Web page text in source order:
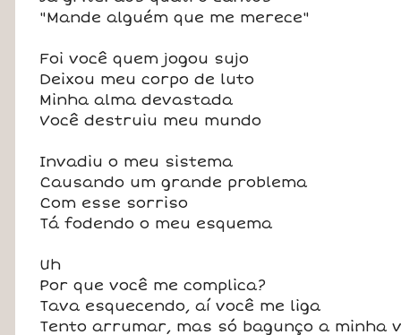
"Mande alguém que me merece"
Foi você quem jogou sujo
Deixou meu corpo de luto
Minha alma devastada
Você destruiu meu mundo
Invadiu o meu sistema
Causando um grande problema
Com esse sorriso
Tá fodendo o meu esquema
Uh
Por que você me complica?
Tava esquecendo, aí você me liga
Tento arrumar, mas só bagunço a minha